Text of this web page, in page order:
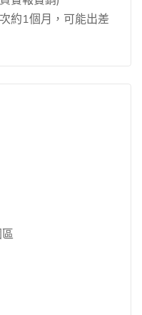
約1個月，可能出差